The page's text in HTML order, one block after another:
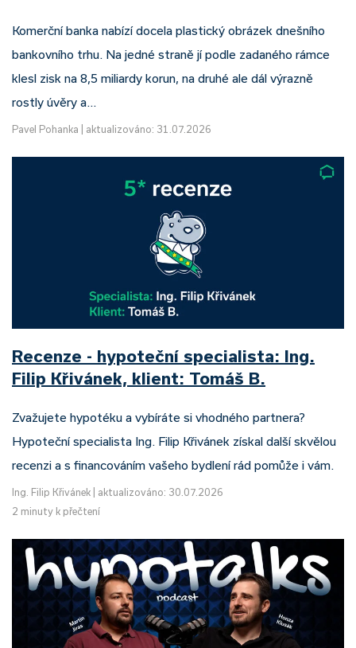
Komerční banka nabízí docela plastický obrázek dnešního
bankovního trhu. Na jedné straně jí podle zadaného rámce
klesl zisk na 8,5 miliardy korun, na druhé ale dál výrazně
rostly úvěry a…
Pavel Pohanka aktualizováno: 31.07.2026
Recenze - hypoteční specialista: Ing.
Filip Křivánek, klient: Tomáš B.
Zvažujete hypotéku a vybíráte si vhodného partnera?
Hypoteční specialista Ing. Filip Křivánek získal další skvělou
recenzi a s financováním vašeho bydlení rád pomůže i vám.
Ing. Filip Křivánek
aktualizováno: 30.07.2026
2 minuty k přečtení